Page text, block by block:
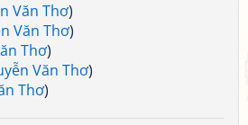
Văn Thơ)
Văn Thơ)
Thơ)
Văn Thơ)
Thơ)